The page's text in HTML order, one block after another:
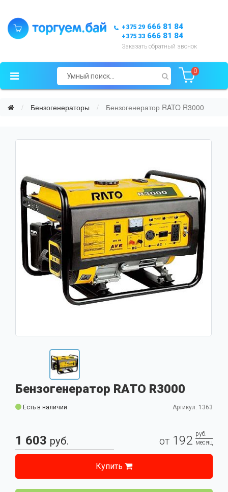
+375 29 666 81 84
+375 33 666 81 84
Заказать обратный звонок
0
Бензогенераторы Бензогенератор RATO R3000
Бензогенератор RATO R3000
Есть в наличии Артикул: 1363
1 603 руб. от 192 руб.
месяц
Купить